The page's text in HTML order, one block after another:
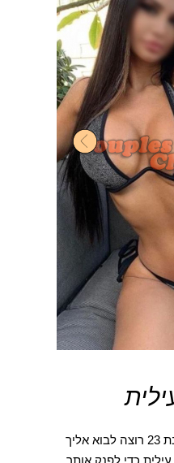
צעירה יפהפיה מהממת בת 23 רוצה לבוא אליך
כדי לפנק אותך